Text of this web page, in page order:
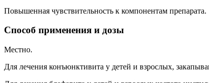
Повышенная чувствительность к компонентам препарата.
Способ применения и дозы
Местно.
Для лечения конъюнктивита у детей и взрослых,